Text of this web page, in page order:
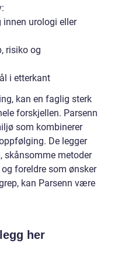
urologi eller
risiko og
i etterkant
kan en faglig sterk
forskjellen. Parsenn
som kombinerer
De legger
skånsomme metoder
foreldre som ønsker
kan Parsenn være
her